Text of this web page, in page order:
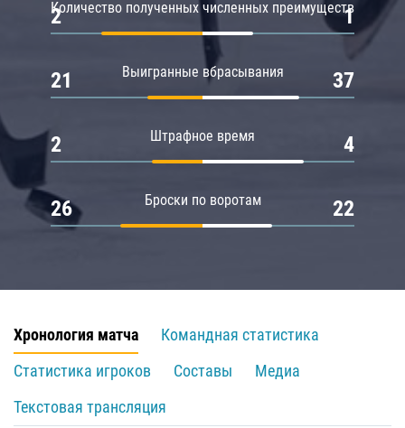
Количество полученных численных преимуществ
2 1
Выигранные вбрасывания
21 37
Штрафное время
2 4
Броски по воротам
26 22
Хронология матча
Командная статистика
Статистика игроков
Составы
Медиа
Текстовая трансляция